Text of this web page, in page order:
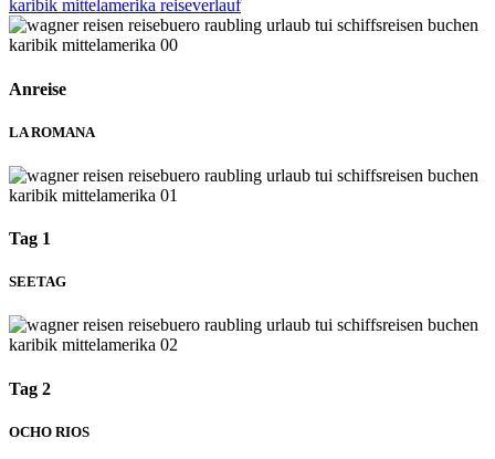
Anreise
LA ROMANA
Tag 1
SEETAG
Tag 2
OCHO RIOS